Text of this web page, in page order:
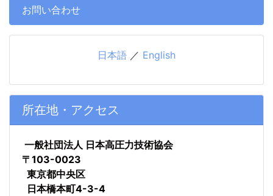
お問い合わせ
日本語 ／ English
所在地・アクセス
一般社団法人 日本高圧力技術協会
〒103-0023
東京都中央区
日本橋本町4-3-4